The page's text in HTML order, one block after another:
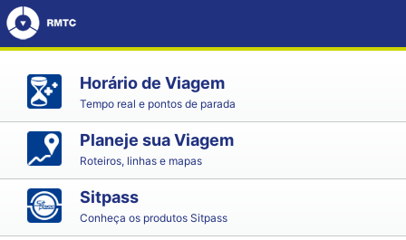
Horário de Viagem
Tempo real e pontos de parada
Planeje sua Viagem
Roteiros, linhas e mapas
Sitpass
Conheça os produtos Sitpass